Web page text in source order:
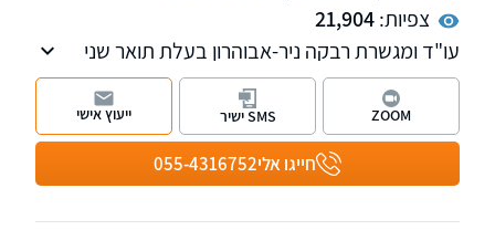
צפיות:21,904
עו"ד ומגשרת רבקה ניר-אבוהרון בעלת תואר שני
במשפטים. מוסמכת לעריכת ייפוי כוח מתמשך,
בעלת ניסיון רב בייצוג ובסיוע בעסקאות מקרקעין,
פשיטת רגל, גישור ובוררות בהסכם גירושין, ודיני
משפחה - במיוחד צוואות וירושות.
חייגו אלי055-4316752
ZOOM SMS ישיר ייעוץ אישי